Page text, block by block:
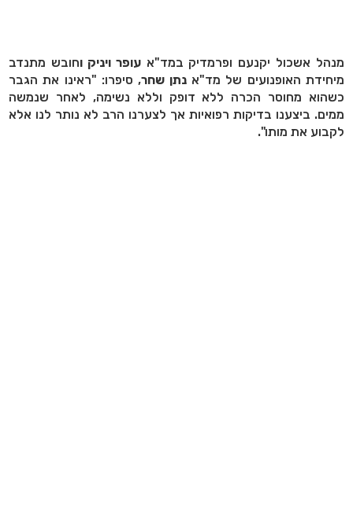
מנהל אשכול יקנעם ופרמדיק במד"אעופר ויניק ו חובש מתנדב
מיחידת האופנועים של מד"אנתן שחר, סיפרו: "ראינו את הגבר
כשהוא מחוסר הכרה ללא דופק וללא נשימה, לאחר שנמשה
ממים. ביצענו בדיקות רפואיות אך לצערנו הרב לא נותר לנו אלא
לקבוע את מותו".